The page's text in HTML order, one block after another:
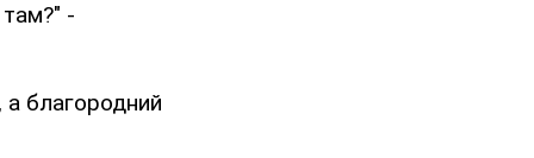
-
благородний